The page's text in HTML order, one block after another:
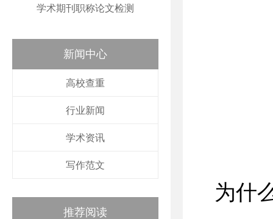
学术期刊职称论文检测
新闻中心
高校查重
行业新闻
学术资讯
写作范文
推荐阅读
为什